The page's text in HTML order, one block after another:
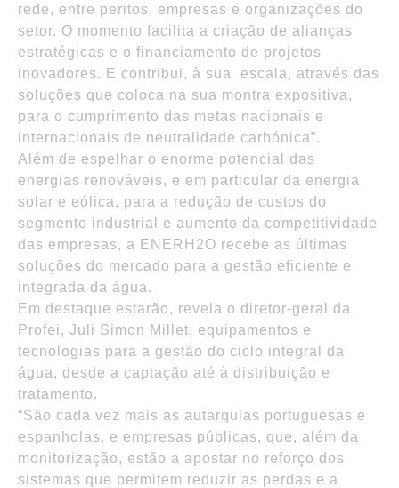
rede, entre peritos, empresas e organizações do
setor. O momento facilita a criação de alianças
estratégicas e o financiamento de projetos
inovadores. E contribui, à sua escala, através das
soluções que coloca na sua montra expositiva,
para o cumprimento das metas nacionais e
internacionais de neutralidade carbónica”.
Além de espelhar o enorme potencial das
energias renováveis, e em particular da energia
solar e eólica, para a redução de custos do
segmento industrial e aumento da competitividade
das empresas, a ENERH2O recebe as últimas
soluções do mercado para a gestão eficiente e
integrada da água.
Em destaque estarão, revela o diretor-geral da
Profei, Juli Simon Millet, equipamentos e
tecnologias para a gestão do ciclo integral da
água, desde a captação até à distribuição e
tratamento.
“São cada vez mais as autarquias portuguesas e
espanholas, e empresas públicas, que, além da
monitorização, estão a apostar no reforço dos
sistemas que permitem reduzir as perdas e a